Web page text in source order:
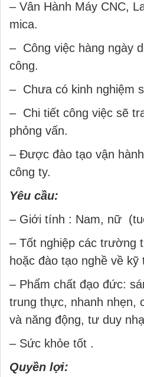
– Vân Hành Máy CNC,
mica.
– Công việc hàng ngày
công.
– Chưa có kinh nghiệm
– Chi tiết công việc sẽ
phỏng vấn.
– Được đào tạo vận
công ty.
Yêu cầu:
– Giới tính : Nam, nữ
– Tốt nghiệp các trường
hoặc đào tạo nghề về kỹ
– Phẩm chất đạo đức:
trung thực, nhanh nhẹn,
và năng động, tư duy
– Sức khỏe tốt .
Quyền lợi: